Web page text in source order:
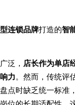
连锁品牌打造的智
泛， 店长作为单店
力。然而，传统评
点时缺乏统一标